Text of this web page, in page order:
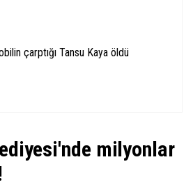
çarptığı Tansu Kaya öldü
milyonlar